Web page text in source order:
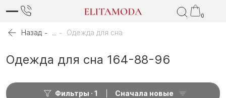
0
Назад Одежда для сна
Одежда для сна 164-88-96
Фильтры 1 Сначала новые